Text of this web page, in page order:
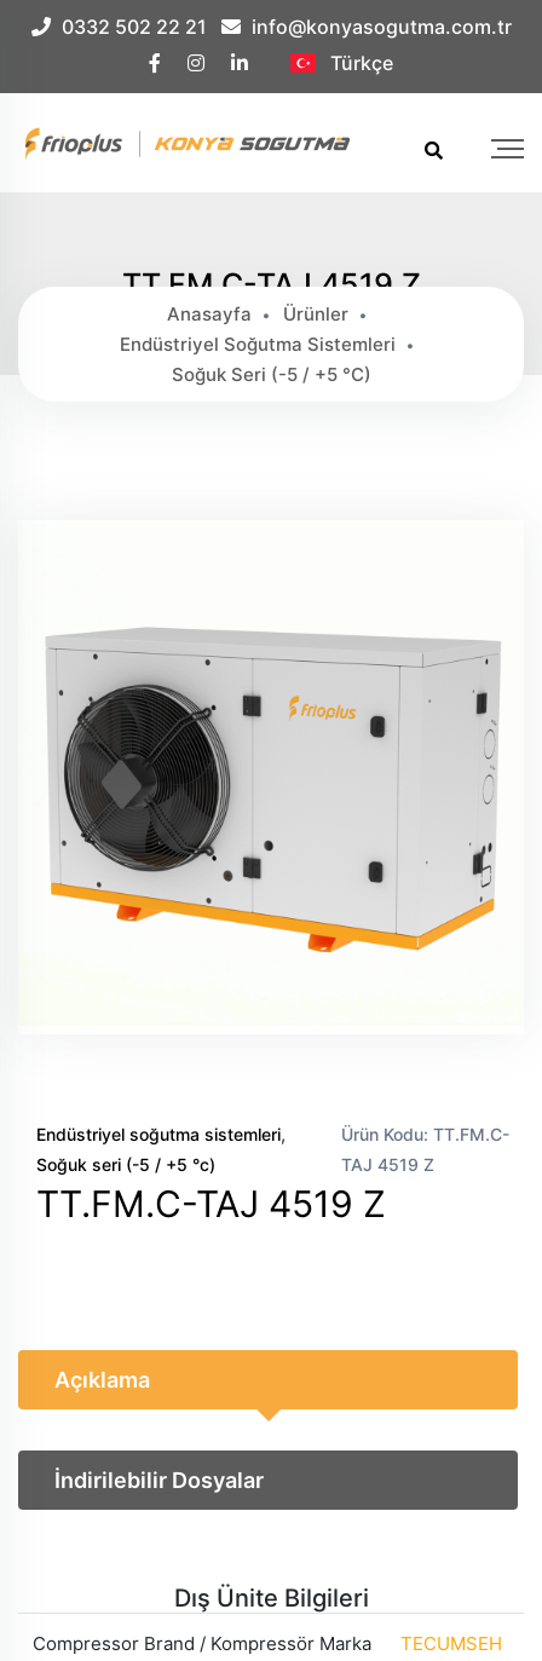
Çerez Örnek0332 502 22 21
info@konyasogutma.com.tr
Türkçe
TT.FM.C-TAJ 4519 Z
Anasayfa
Ürünler
Endüstriyel Soğutma Sistemleri
Soğuk Seri (-5 / +5 °c)
Endüstriyel soğutma sistemleri,
Soğuk seri (-5 / +5 °c)
Ürün Kodu: TT.FM.C-
TAJ 4519 Z
TT.FM.C-TAJ 4519 Z
Açıklama
İndirilebilir Dosyalar
Dış Ünite Bilgileri
Compressor Brand / Kompressör Marka TECUMSEH